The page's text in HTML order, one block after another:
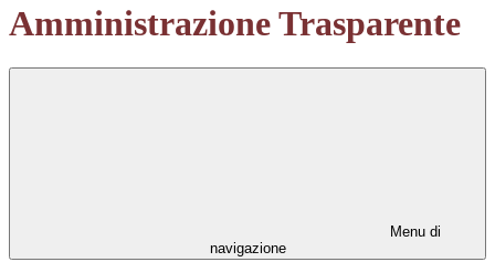
Amministrazione Trasparente
Menu di
navigazione